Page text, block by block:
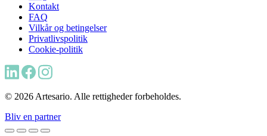
Kontakt
FAQ
Vilkår og betingelser
Privatlivspolitik
Cookie-politik
© 2026 Artesario. Alle rettigheder forbeholdes.
Bliv en partner